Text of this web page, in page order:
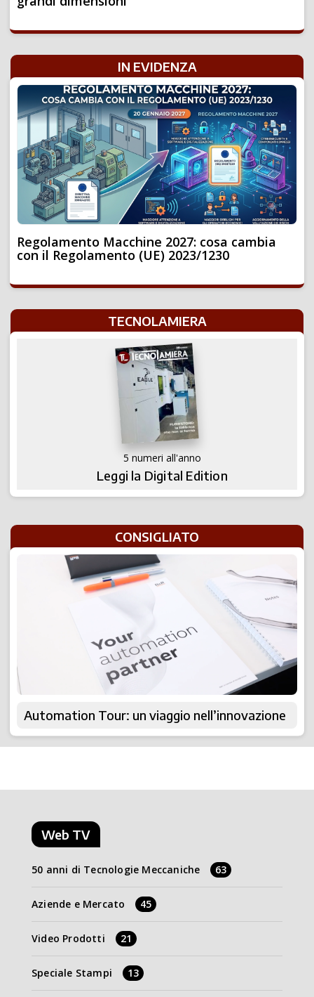
IN EVIDENZA
Regolamento Macchine 2027: cosa cambia
con il Regolamento (UE) 2023/1230
TECNOLAMIERA
5 numeri all'anno
Leggi la Digital Edition
CONSIGLIATO
Automation Tour: un viaggio nell’innovazione
Web TV
50 anni di Tecnologie Meccaniche 63
Aziende e Mercato 45
Video Prodotti 21
Speciale Stampi 13